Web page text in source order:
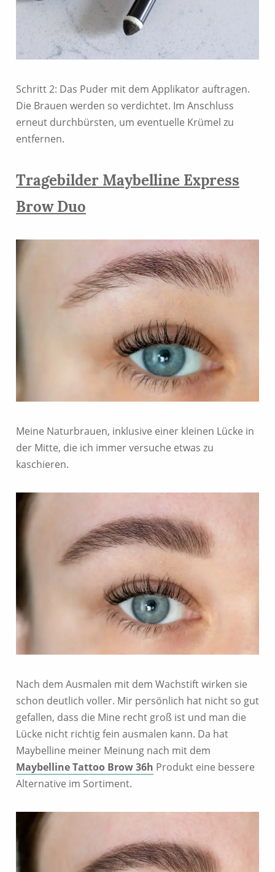
Schritt 2: Das Puder mit dem Applikator auftragen.
Die Brauen werden so verdichtet. Im Anschluss
erneut durchbürsten, um eventuelle Krümel zu
entfernen.
Tragebilder Maybelline Express
Brow Duo
Meine Naturbrauen, inklusive einer kleinen Lücke in
der Mitte, die ich immer versuche etwas zu
kaschieren.
Nach dem Ausmalen mit dem Wachstift wirken sie
schon deutlich voller. Mir persönlich hat nicht so gut
gefallen, dass die Mine recht groß ist und man die
Lücke nicht richtig fein ausmalen kann. Da hat
Maybelline meiner Meinung nach mit dem
Maybelline Tattoo Brow 36h Produkt eine bessere
Alternative im Sortiment.